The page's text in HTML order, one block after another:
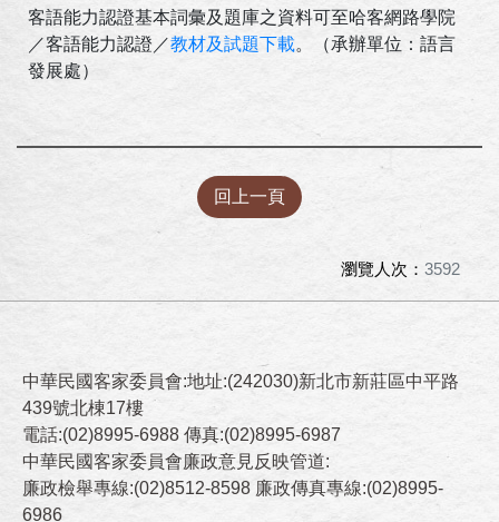
客語能力認證基本詞彙及題庫之資料可至哈客網路學院
／客語能力認證／教材及試題下載。（承辦單位：語言
發展處）
回上一頁
瀏覽人次： 3592
中華民國客家委員會:地址:(242030)新北市新莊區中平路
439號北棟17樓
電話:(02)8995-6988 傳真:(02)8995-6987
中華民國客家委員會廉政意見反映管道:
廉政檢舉專線:(02)8512-8598 廉政傳真專線:(02)8995-
6986